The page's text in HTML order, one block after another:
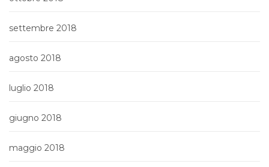
settembre 2018
agosto 2018
luglio 2018
giugno 2018
maggio 2018